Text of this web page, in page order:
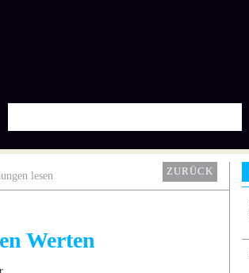
ZURÜCK
lesen
Werten